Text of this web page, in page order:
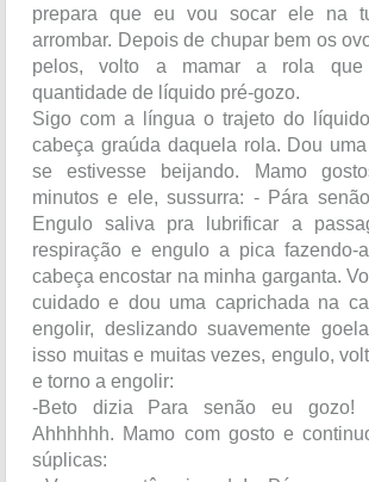
prepara que eu vou socar ele na
arrombar. Depois de chupar bem os
pelos, volto a mamar a rola que
quantidade de líquido pré-gozo.
Sigo com a língua o trajeto do
cabeça graúda daquela rola. Dou
se estivesse beijando. Mamo
minutos e ele, sussurra: - Pára
Engulo saliva pra lubrificar a
respiração e engulo a pica fazendo-
cabeça encostar na minha garganta.
cuidado e dou uma caprichada na
engolir, deslizando suavemente
isso muitas e muitas vezes, engulo,
e torno a engolir:
-Beto dizia Para senão eu gozo!
Ahhhhhh. Mamo com gosto e
súplicas: